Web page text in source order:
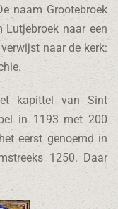
naam Grootebroek
naar een
naar de kerk:
kapittel van Sint
in 1193 met 200
eerst genoemd in
1250. Daar